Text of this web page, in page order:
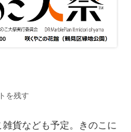
を残す
貨なども予定。きのこに